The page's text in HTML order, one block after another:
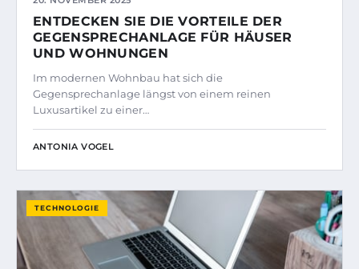
ENTDECKEN SIE DIE VORTEILE DER
GEGENSPRECHANLAGE FÜR HÄUSER
UND WOHNUNGEN
Im modernen Wohnbau hat sich die
Gegensprechanlage längst von einem reinen
Luxusartikel zu einer…
ANTONIA VOGEL
TECHNOLOGIE